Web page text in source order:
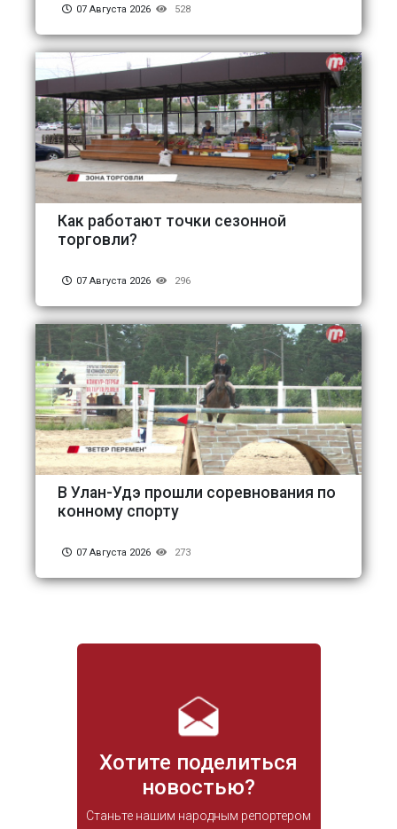
Хотите поделиться
новостью?
Станьте нашим народным репортером
07 Августа 2026 528
Как работают точки сезонной
торговли?
07 Августа 2026 296
В Улан-Удэ прошли соревнования по
конному спорту
07 Августа 2026 273